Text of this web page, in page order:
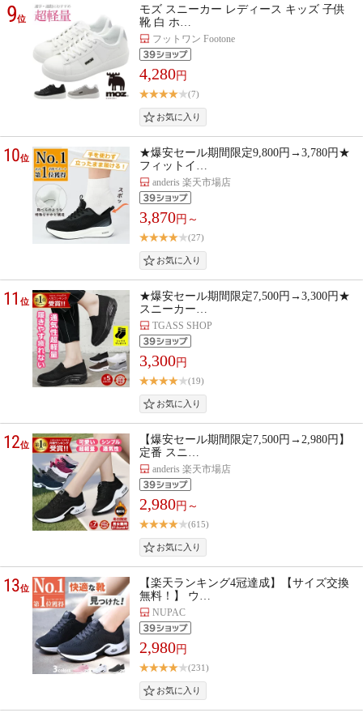
9位
モズ スニーカー レディース キッズ 子供
靴 白 ホ…
フットワン Footone
4,280円
(7)
10位
★爆安セール期間限定9,800円→3,780円★
フィットイ…
anderis 楽天市場店
3,870円～
(27)
11位
★爆安セール期間限定7,500円→3,300円★
スニーカー…
TGASS SHOP
3,300円
(19)
12位
【爆安セール期間限定7,500円→2,980円】
定番 スニ…
anderis 楽天市場店
2,980円～
(615)
13位
【楽天ランキング4冠達成】【サイズ交換
無料！】 ウ…
NUPAC
2,980円
(231)